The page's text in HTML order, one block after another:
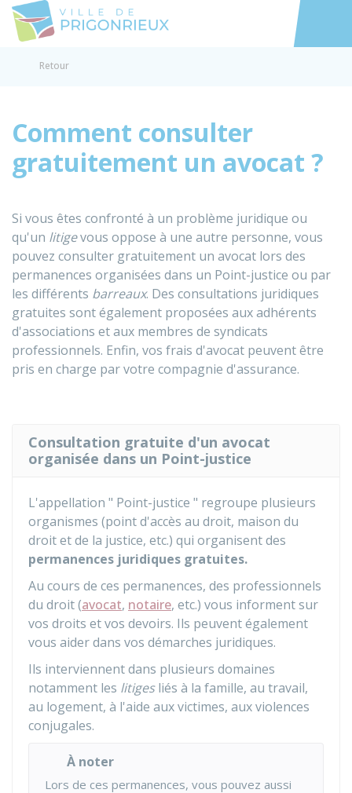
Accéder
Retour
Comment consulter
gratuitement un avocat ?
Si vous êtes confronté à un problème juridique ou
qu'un litigevous oppose à une autre personne, vous
pouvez consulter gratuitement un avocat lors des
permanences organisées dans un Point-justice ou par
les différents barreaux. Des consultations juridiques
gratuites sont également proposées aux adhérents
d'associations et aux membres de syndicats
professionnels. Enfin, vos frais d'avocat peuvent être
pris en charge par votre compagnie d'assurance.
Consultation gratuite d'un avocat
organisée dans un Point-justice
L'appellation " Point-justice " regroupe plusieurs
organismes (point d'accès au droit, maison du
droit et de la justice, etc.) qui organisent des
permanences juridiques gratuites.
Au cours de ces permanences, des professionnels
du droit (avocat, notaire, etc.) vous informent sur
vos droits et vos devoirs. Ils peuvent également
vous aider dans vos démarches juridiques.
Ils interviennent dans plusieurs domaines
notamment les litigesliés à la famille, au travail,
au logement, à l'aide aux victimes, aux violences
conjugales.
À noter
Lors de ces permanences, vous pouvez aussi